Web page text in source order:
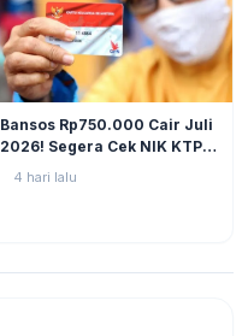
Bansos Rp750.000 Cair Juli
2026! Segera Cek NIK KTP
di Situs Resmi Kemensos
4 hari lalu